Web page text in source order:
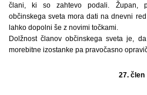
člani, ki so zahtevo podali. Župan,
občinskega sveta mora dati na dnevni
lahko dopolni še z novimi točkami.
Dolžnost članov občinskega sveta je,
morebitne izostanke pa pravočasno
27. člen